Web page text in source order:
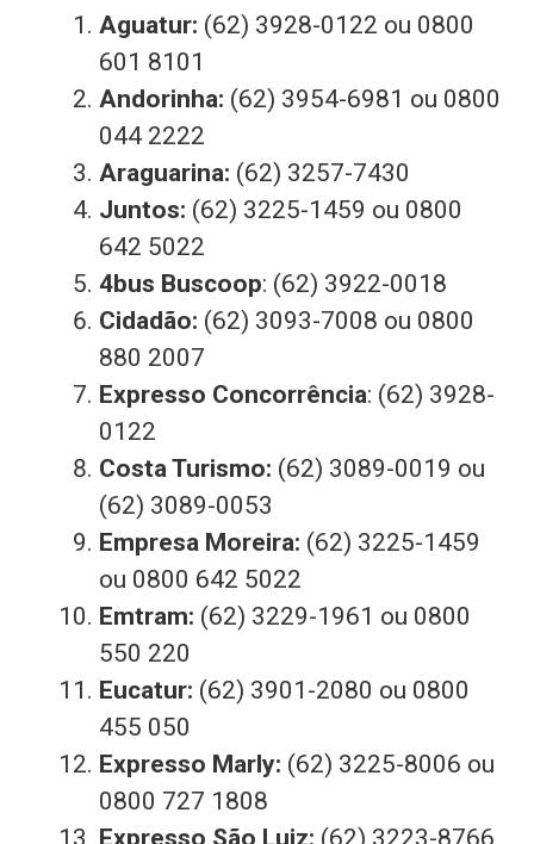
Aguatur: (62) 3928-0122 ou 0800
601 8101
Andorinha: (62) 3954-6981 ou 0800
044 2222
Araguarina: (62) 3257-7430
Juntos: (62) 3225-1459 ou 0800
642 5022
4bus Buscoop: (62) 3922-0018
Cidadão: (62) 3093-7008 ou 0800
880 2007
Expresso Concorrência: (62) 3928-
0122
Costa Turismo: (62) 3089-0019 ou
(62) 3089-0053
Empresa Moreira: (62) 3225-1459
ou 0800 642 5022
Emtram: (62) 3229-1961 ou 0800
550 220
Eucatur: (62) 3901-2080 ou 0800
455 050
Expresso Marly: (62) 3225-8006 ou
0800 727 1808